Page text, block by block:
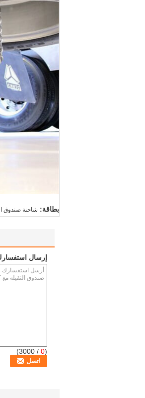
بطاقة: شاحنة صندوق
إرسال
(
0
/ 3000)